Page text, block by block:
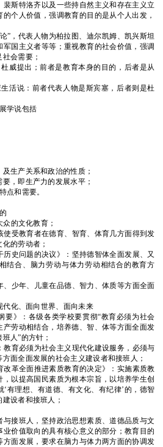
斯特洛齐以及一些持自然主义和存在主义立
个人价值，强调教育的目的是从个人出发，
” ，代表人物为柏拉图、迪尔凯姆、凯兴斯坦
国主义者等等；重视教育的社会价值，强调
会需要；
威提出；前者是教育本身的目的，后者是从
活说：前者代表人物是斯宾塞，后者则是杜
学说包括
生产关系和政治的性质；
，即生产力的发展水平；
点和需要。
的文化教育；
使受教育者在德育、智育、体育几方面得到发
的劳动者；
史问题的决议》：坚持德智体全面发展、又
结合、脑力劳动与体力劳动相结合的教育方
、少年、儿童在品德、智力、体质等方面全面
化、面向世界、面向未来
要》：各级各类学校要贯彻“教育必须为社会
劳动相结合，培养德、智、体等方面全面发
班人”的方针；
教育必须为社会主义现代化建设服务，必须与
面全面发展的社会主义建设者和接班人；
改革全面推进素质教育的决定》：实施素质教
以提高国民素质为根本宗旨，以培养学生创
‘有理想、有道德、有文化、有纪律’的，德智
设者和接班人；
接班人，坚持政治思想素质、道德品质与文
价值取向的具有核心意义的部分；教育目的
面发展，要求在脑力与体力两方面的协调发